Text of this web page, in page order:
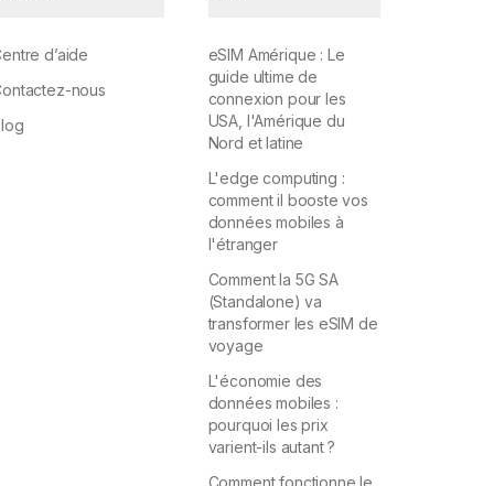
d’aide
nous
eSIM Amérique : Le
guide ultime de
connexion pour les
USA, l'Amérique du
Nord et latine
L'edge computing :
comment il booste vos
données mobiles à
l'étranger
Comment la 5G SA
(Standalone) va
transformer les eSIM de
voyage
L'économie des
données mobiles :
pourquoi les prix
varient-ils autant ?
Comment fonctionne le